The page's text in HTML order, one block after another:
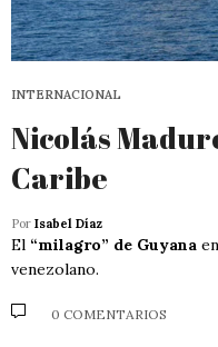
INTERNACIONAL
Nicolás
Caribe
Por Isabel Díaz
El “milagro” de Guyana
venezolano.
0 COMENTARIOS